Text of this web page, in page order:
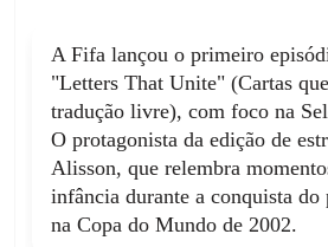
52'
perdidas por Vinícius
Além do resultado, o
45 minutos foi negativo
Wesley. O lateral-direito
com a mão na virilha após
atendimento médico e
reservas.
45'
O quarto árbitro anunciou 4
acréscimo.
Escanteio, Brasil. Cedido
Lasheen.
A Fifa lançou o primeiro
"Letters That Unite" (Cartas
tradução livre), com foco na
O protagonista da edição de
Alisson, que relembra
infância durante a conquista do
na Copa do Mundo de 2002.